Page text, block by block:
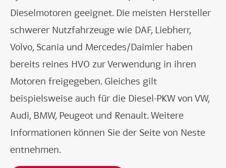
Dieselmotoren geeignet. Die meisten Hersteller
schwerer Nutzfahrzeuge wie DAF, Liebherr,
Volvo, Scania und Mercedes/Daimler haben
bereits reines HVO zur Verwendung in ihren
Motoren freigegeben. Gleiches gilt
beispielsweise auch für die Diesel-PKW von VW,
Audi, BMW, Peugeot und Renault. Weitere
Informationen können Sie der Seite von Neste
entnehmen.